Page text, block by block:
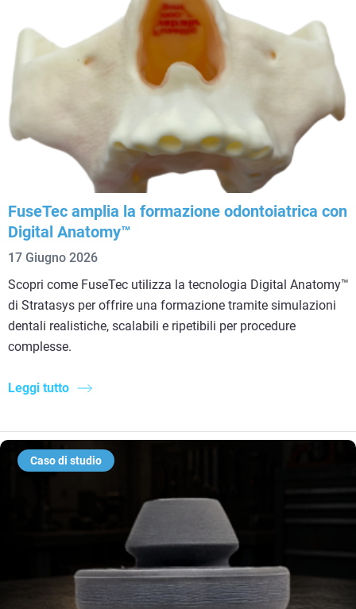
FuseTec amplia la formazione odontoiatrica con
Digital Anatomy™
17 Giugno 2026
Scopri come FuseTec utilizza la tecnologia Digital Anatomy™
di Stratasys per offrire una formazione tramite simulazioni
dentali realistiche, scalabili e ripetibili per procedure
complesse.
Leggi tutto
Caso di studio